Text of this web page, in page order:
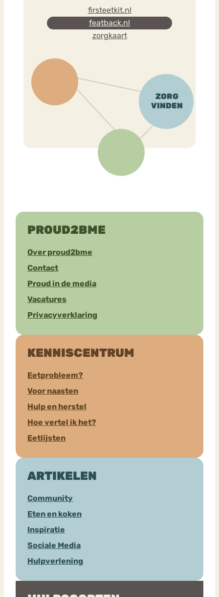
firsteetkit.nl
featback.nl
zorgkaart
PROUD2BME
Over proud2bme
Contact
Proud in de media
Vacatures
Privacyverklaring
KENNISCENTRUM
Eetprobleem?
Voor naasten
Hulp en herstel
Hoe vertel ik het?
Eetlijsten
ARTIKELEN
Community
Eten en koken
Inspiratie
Sociale Media
Hulpverlening